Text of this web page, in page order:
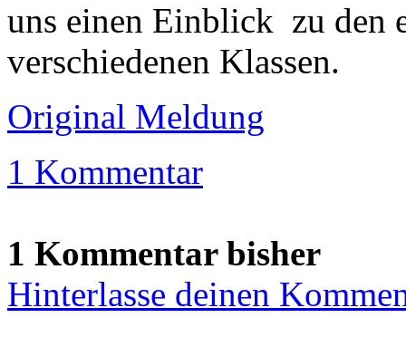
uns einen Einblick zu den
verschiedenen Klassen.
Original Meldung
1 Kommentar
1 Kommentar bisher
Hinterlasse deinen